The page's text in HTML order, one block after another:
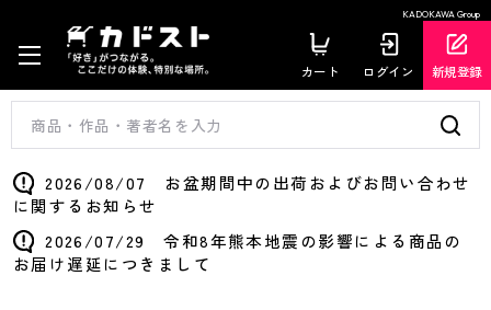
KADOKAWA Group
カート ログイン 新規登録
2026/08/07 お盆期間中の出荷およびお問い合わせ
に関するお知らせ
2026/07/29 令和8年熊本地震の影響による商品の
お届け遅延につきまして